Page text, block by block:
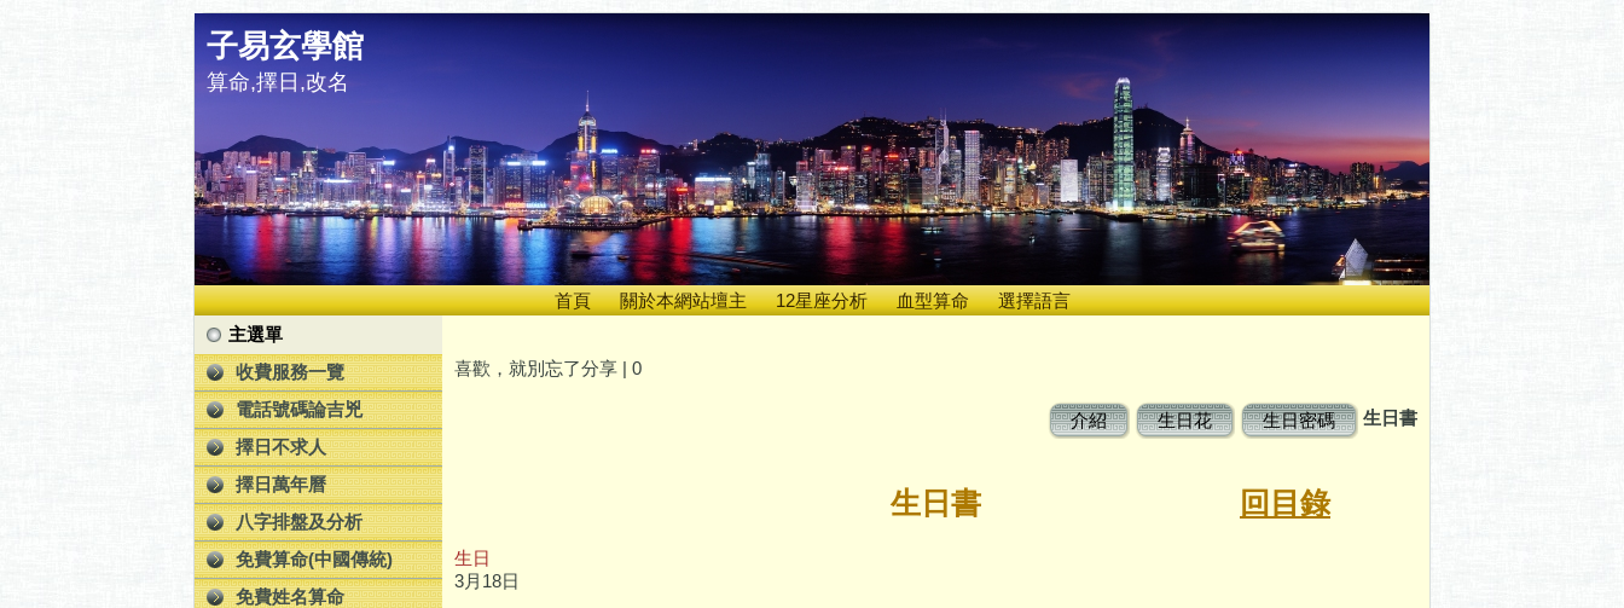
子易玄學館
算命,擇日,改名
首頁 關於本網站壇主 12星座分析 血型算命
選擇語言
主選單
收費服務一覽
電話號碼論吉兇
擇日不求人
擇日萬年曆
八字排盤及分析
免費算命(中國傳統)
免費姓名算命
喜歡，就別忘了分享 | 0
介紹 生日花 生日密碼 生日書
生日書 回目錄
生日
3月18日